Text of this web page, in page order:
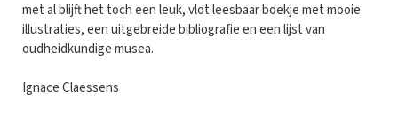
met al blijft het toch een leuk, vlot leesbaar boekje met mooie
illustraties, een uitgebreide bibliografie en een lijst van
oudheidkundige musea.
Ignace Claessens